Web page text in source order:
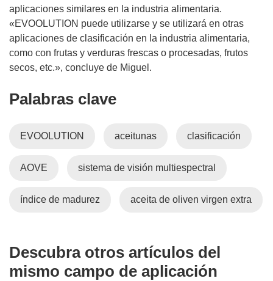
aplicaciones similares en la industria alimentaria.
«EVOOLUTION puede utilizarse y se utilizará en otras
aplicaciones de clasificación en la industria alimentaria,
como con frutas y verduras frescas o procesadas, frutos
secos, etc.», concluye de Miguel.
Palabras clave
EVOOLUTION aceitunas clasificación
AOVE sistema de visión multiespectral
índice de madurez aceita de oliven virgen extra
Descubra otros artículos del
mismo campo de aplicación